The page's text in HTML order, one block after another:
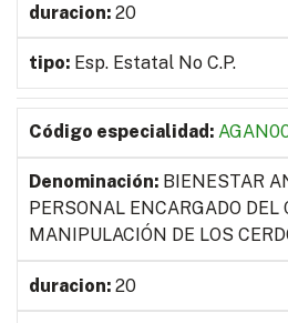
20
Esp. Estatal No C.P.
BIENESTAR
PERSONAL ENCARGADO DEL
MANIPULACIÓN DE LOS
20